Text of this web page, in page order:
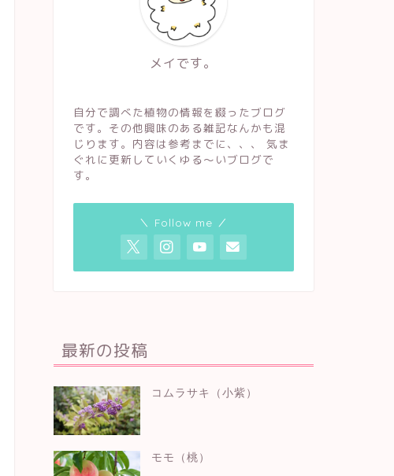
メイです。
自分で調べた植物の情報を綴ったブログ
です。その他興味のある雑記なんかも混
じります。内容は参考までに、、、 気ま
ぐれに更新していくゆる〜いブログで
す。
＼ Follow me ／
最新の投稿
コムラサキ（小紫）
モモ（桃）